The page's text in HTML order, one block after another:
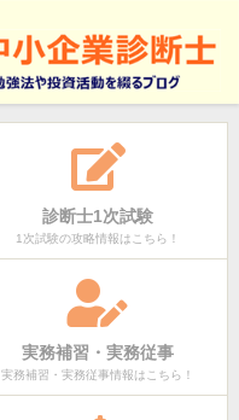
診断士1次試験
1次試験の攻略情報はこちら！
実務補習・実務従事
実務補習・実務従事情報はこちら！